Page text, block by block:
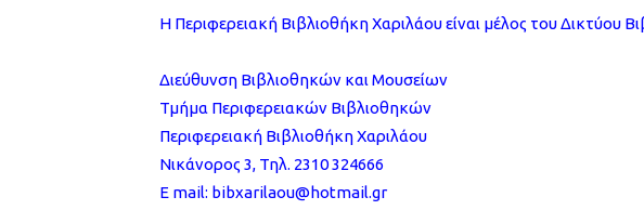
Η Περιφερειακή Βιβλιοθήκη Χαριλάου είναι μέλος του Δικτύου
Διεύθυνση Βιβλιοθηκών και Μουσείων
Τμήμα Περιφερειακών Βιβλιοθηκών
Περιφερειακή Βιβλιοθήκη Χαριλάου
Νικάνορος 3, Τηλ. 2310 324666
E mail: bibxarilaou@hotmail.gr